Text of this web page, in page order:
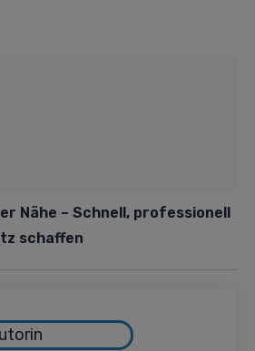
Nähe – Schnell, professionell
schaffen